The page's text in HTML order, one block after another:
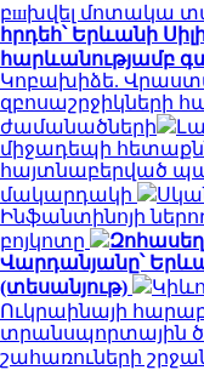
բшխվել մոտակա
հրդեհ՝ Երևանի
հարևանությամբ
Կոբախիձե.
զբոսաշրջիկների
ժամանածների
միջադեպի
հայտնաբերված
մակարդակի
Ինֆանտինոյի
բոյկոտը
Վարդանյանը՝
(տեսանյութ)
Ուկրաինայի
տրանսպորտային
շահառուների